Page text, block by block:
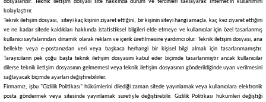
dosyalarıdır. Teknik iletişim dosyası site hakkında durum ve tercihleri saklayarak İnternet'in kullanımını
kolaylaştırır.
Teknik iletişim dosyası, siteyi kaç kişinin ziyaret ettiğini, bir kişinin siteyi hangi amaçla, kaç kez ziyaret ettiğini
ve ne kadar sitede kaldıkları hakkında istatistiksel bilgileri elde etmeye ve kullanıcılar için özel tasarlanmış
kullanıcı sayfalarından dinamik olarak reklam ve içerik üretilmesine yardımcı olur. Teknik iletişim dosyası, ana
bellekte veya e-postanızdan veri veya başkaca herhangi bir kişisel bilgi almak için tasarlanmamıştır.
Tarayıcıların pek çoğu başta teknik iletişim dosyasını kabul eder biçimde tasarlanmıştır ancak kullanıcılar
dilerse teknik iletişim dosyasının gelmemesi veya teknik iletişim dosyasının gönderildiğinde uyarı verilmesini
sağlayacak biçimde ayarları değiştirebilirler.
Firmamız, işbu "Gizlilik Politikası" hükümlerini dilediği zaman sitede yayınlamak veya kullanıcılara elektronik
posta göndermek veya sitesinde yayınlamak suretiyle değiştirebilir. Gizlilik Politikası hükümleri değiştiği